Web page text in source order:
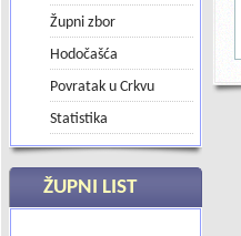
Župni zbor
Hodočašća
Povratak u Crkvu
Statistika
ŽUPNI LIST